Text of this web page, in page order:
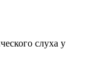
слуха у